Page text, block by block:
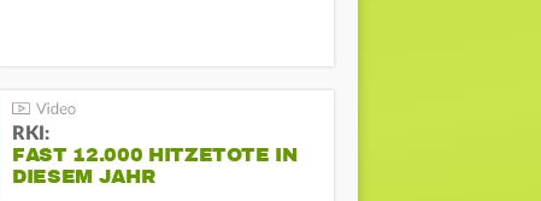
RKI:
FAST 12.000 HITZETOTE IN
DIESEM JAHR